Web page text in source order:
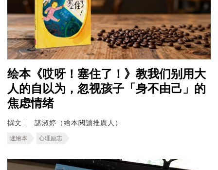
绘本《哎呀！塞住了！》教我们别用大
人的自以为，忽视孩子「身不由己」的
焦虑情绪
撰文 諶淑婷（繪本閱讀推廣人）
迷繪本 心理励志